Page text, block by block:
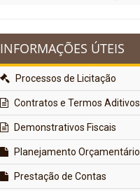
INFORMAÇÕES ÚTEIS
Processos de Licitação
Contratos e Termos Aditivos
Demonstrativos Fiscais
Planejamento Orçamentário
Prestação de Contas